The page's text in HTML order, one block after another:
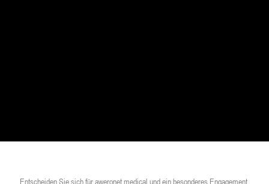
Entscheiden Sie sich für aweronet medical und ein besonderes Engagement.